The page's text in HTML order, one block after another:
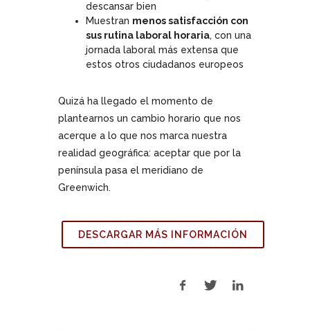
descansar bien
Muestran menos satisfacción con
sus rutina laboral horaria, con una
jornada laboral más extensa que
estos otros ciudadanos europeos
Quizá ha llegado el momento de
plantearnos un cambio horario que nos
acerque a lo que nos marca nuestra
realidad geográfica: aceptar que por la
península pasa el meridiano de
Greenwich.
DESCARGAR MÁS INFORMACIÓN